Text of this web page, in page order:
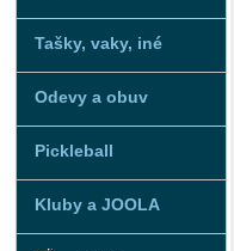
Tašky, vaky, iné
Odevy a obuv
Pickleball
Kluby a JOOLA